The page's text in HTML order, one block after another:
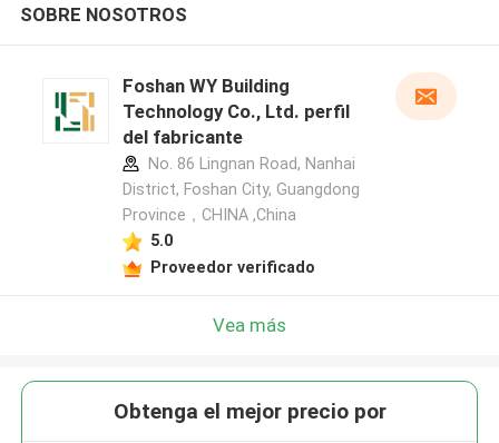
SOBRE NOSOTROS
Foshan WY Building
Technology Co., Ltd. perfil
del fabricante
No. 86 Lingnan Road, Nanhai
District, Foshan City, Guangdong
Province，CHINA ,China
5.0
Proveedor verificado
Vea más
Obtenga el mejor precio por